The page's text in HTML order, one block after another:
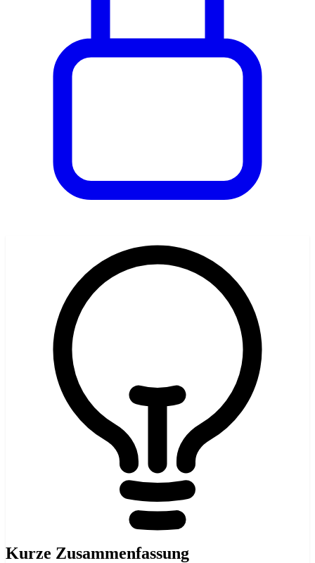
Kurze Zusammenfassung